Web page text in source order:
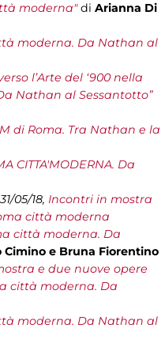
moderna" di Arianna Di
moderna. Da Nathan al
l’Arte del ‘900 nella
Nathan al Sessantotto”
di Roma. Tra Nathan e la
CITTA'MODERNA. Da
31/05/18, Incontri in mostra
città moderna
città moderna. Da
Cimino e Bruna Fiorentino
e due nuove opere
città moderna. Da
moderna. Da Nathan al